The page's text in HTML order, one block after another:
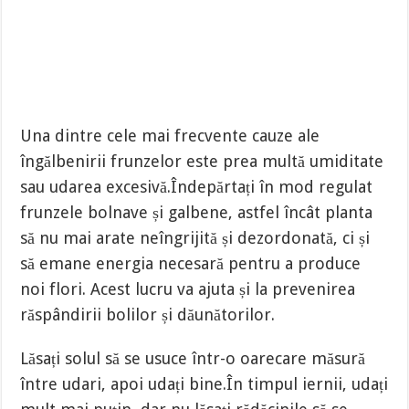
Una dintre cele mai frecvente cauze ale
îngălbenirii frunzelor este prea multă umiditate
sau udarea excesivă.Îndepărtați în mod regulat
frunzele bolnave și galbene, astfel încât planta
să nu mai arate neîngrijită și dezordonată, ci și
să emane energia necesară pentru a produce
noi flori. Acest lucru va ajuta și la prevenirea
răspândirii bolilor și dăunătorilor.
Lăsați solul să se usuce într-o oarecare măsură
între udari, apoi udați bine.În timpul iernii, udați